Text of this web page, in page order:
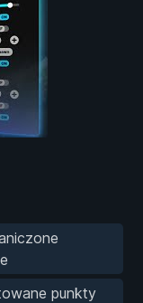
punkty